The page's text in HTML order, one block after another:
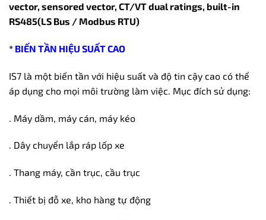
vector, sensored vector, CT/VT dual ratings, built-in
RS485(LS Bus / Modbus RTU)
* BIẾN TẦN HIỆU SUẤT CAO
IS7 là một biến tần với hiệu suất và độ tin cậy cao có thể
áp dụng cho mọi môi trường làm việc. Mục đích sử dụng:
. Máy dầm, máy cán, máy kéo
. Dây chuyển lắp ráp lốp xe
. Thang máy, cần trục, cầu trục
. Thiết bị đỗ xe, kho hàng tự động